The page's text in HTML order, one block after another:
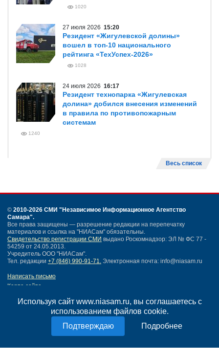
Используя сайт www.niasam.ru, вы соглашаетесь с
использованием файлов cookie.
Подробнее
1020
27 июля 2026 15:20
Резидент «Жигулевской долины»
вошел в топ-10 национального
рейтинга «ТехУспех-2026»
1028
24 июля 2026 16:17
Резидент технопарка «Жигулевская
долина» добился внесения изменений
в правила по противопожарным
системам
1240
Весь список
© 2010-2026 СМИ "Независимое Информационное Агентство
Самара".
Все права защищены — разрешение редакции на перепечатку
материалов и ссылка на "НИАСам" обязательны.
Свидетельство регистрации СМИ выдано Роскомнадзор: ЭЛ № ФС 77 -
54259 от 24.05.2013.
Учредитель ООО "НИАСам".
Тел. редакции +7 (846) 990-91-71. Электронная почта: info@niasam.ru
Написать письмо
Карта сайта
Политика конфиденциальности
Согласие на обработку персональных данных